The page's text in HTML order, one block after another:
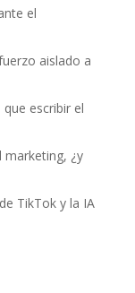
el
aislado a
escribir el
marketing, ¿y
TikTok y la IA